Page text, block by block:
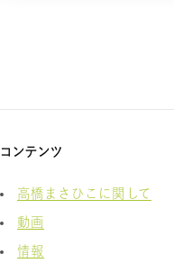
コンテンツ
高橋まさひこに関して
動画
情報